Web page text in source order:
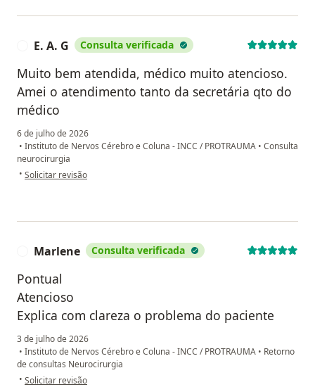
E. A. G Consulta verificada
Muito bem atendida, médico muito atencioso.
Amei o atendimento tanto da secretária qto do
médico
6 de julho de 2026
• Instituto de Nervos Cérebro e Coluna - INCC / PROTRAUMA • Consulta
neurocirurgia
• na opinião do utilizador E. A. G
Solicitar revisão
Marlene Consulta verificada
Pontual
Atencioso
Explica com clareza o problema do paciente
3 de julho de 2026
• Instituto de Nervos Cérebro e Coluna - INCC / PROTRAUMA • Retorno
de consultas Neurocirurgia
• na opinião do utilizador Marlene
Solicitar revisão